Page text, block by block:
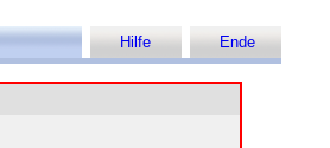
Hilfe Ende